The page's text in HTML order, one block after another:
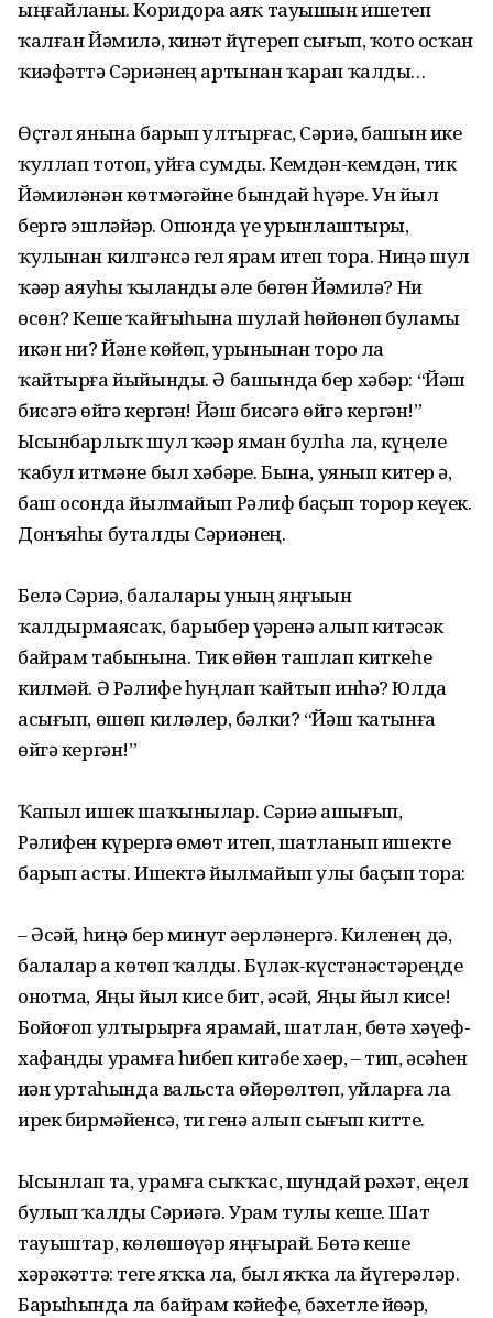
ыңғайланы. Коридорҙа аяҡ тауышын ишетеп
ҡалған Йәмилә, кинәт йүгереп сығып, ҡото осҡан
ҡиәфәттә Сәриәнең артынан ҡарап ҡалды…
Өҫтәл янына барып ултырғас, Сәриә, башын ике
ҡуллап тотоп, уйға сумды. Кемдән-кемдән, тик
Йәми­ләнән көтмәгәйне бындай һүҙҙәрҙе. Ун йыл
бергә эшләйҙәр. Ошонда үҙе урынлаштырҙы,
ҡулынан килгәнсә гел ярҙам итеп тора. Ниңә шул
ҡәҙәр аяуһыҙ ҡыланды әле бөгөн Йәмилә? Ни
өсөн? Кеше ҡайғыһына шулай һөйөнөп буламы
икән ни? Йәне көйөп, урынынан торҙо ла
ҡайтырға йыйынды. Ә башында бер хәбәр: “Йәш
бисәгә өйгә кергән! Йәш бисәгә өйгә кергән!”
Ысынбарлыҡ шул ҡәҙәр яман булһа ла, күңеле
ҡабул итмәне был хәбәрҙе. Бына, уянып китер ҙә,
баш осонда йылмайып Рәлиф баҫып торор кеүек.
Донъяһы буталды Сәриәнең.
Белә Сәриә, балалары уның яңғыҙын
ҡалдырмаясаҡ, барыбер үҙҙәренә алып китәсәк
байрам табынына. Тик өйөн ташлап киткеһе
килмәй. Ә Рәлифе һуңлап ҡайтып инһә? Юлда
асығып, өшөп киләлер, бәлки? “Йәш ҡатынға
өйгә кергән!”
Ҡапыл ишек шаҡынылар. Сәриә ашығып,
Рәлифен күрергә өмөт итеп, шатланып ишекте
барып асты. Ишектә йылмайып улы баҫып тора:
– Әсәй, һиңә бер минут әҙер­ләнергә. Киленең дә,
балалар ҙа көтөп ҡалды. Бүләк-күстәнәстә­реңде
онотма, Яңы йыл кисе бит, әсәй, Яңы йыл кисе!
Бойоғоп ултырырға ярамай, шатлан, бөтә хәүеф-
хафаңды урамға һибеп китәбеҙ хәҙер, – тип, әсәһен
иҙән уртаһында вальста өйөрөлтөп, уйларға ла
ирек бирмәйенсә, тиҙ генә алып сығып китте.
Ысынлап та, урамға сыҡҡас, шундай рәхәт, еңел
булып ҡалды Сәриәгә. Урам тулы кеше. Шат
тауыштар, көлөшөүҙәр яңғырай. Бөтә кеше
хәрәкәттә: теге яҡҡа ла, был яҡҡа ла йүгерәләр.
Барыһында ла байрам кәйефе, бәхетле йөҙҙәр,